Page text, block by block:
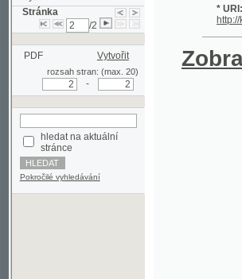
PDF Vytvořit
rozsah stran: (max. 20)
stránce
Pokročilé vyhledávání